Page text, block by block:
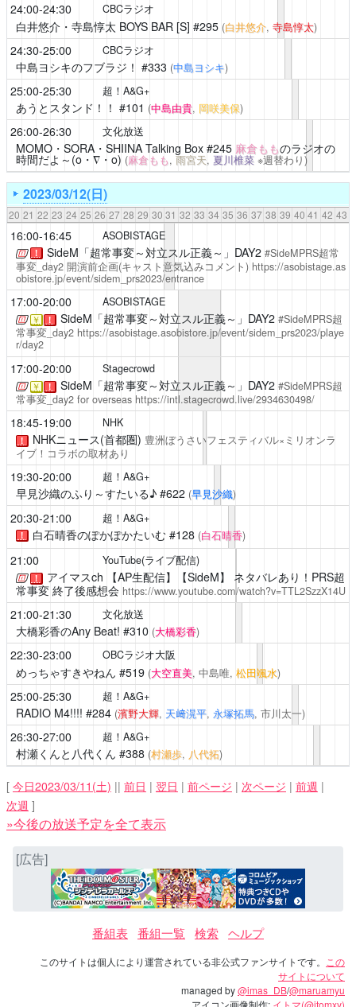
24:00-24:30 CBCラジオ
白井悠介・寺島惇太 BOYS BAR [S] #295 (白井悠介, 寺島惇太)
24:30-25:00 CBCラジオ
中島ヨシキのフブラジ！ #333 (中島ヨシキ)
25:00-25:30 超！A&G+
あうとスタンド！！ #101 (中島由貴, 岡咲美保)
26:00-26:30 文化放送
MOMO・SORA・SHIINA Talking Box#245 麻倉もものラジオの
時間だよ～(o・∇・o) (麻倉もも, 雨宮天, 夏川椎菜※週替わり)
2023/03/12(日)
20 21 22 23 24 25 26 27 28 29 30 31 32 33 34 35 36 37 38 39 40 41 42 43
16:00-16:45 ASOBISTAGE
！ SideM「超常事変～対立スル正義～」DAY2 #SideMPRS超常
事変_day2 開演前企画(キャスト意気込みコメント) https://asobistage.as
obistore.jp/event/sidem_prs2023/entrance
17:00-20:00 ASOBISTAGE
￥ ！ SideM「超常事変～対立スル正義～」DAY2 #SideMPRS超
常事変_day2 https://asobistage.asobistore.jp/event/sidem_prs2023/playe
r/day2
17:00-20:00 Stagecrowd
￥ ！ SideM「超常事変～対立スル正義～」DAY2 #SideMPRS超
常事変_day2 for overseas https://intl.stagecrowd.live/2934630498/
18:45-19:00 NHK
！ NHKニュース(首都圏) 豊洲ぼうさいフェスティバル×ミリオンラ
イブ！コラボの取材あり
19:30-20:00 超！A&G+
早見沙織のふり～すたいる♪#622 (早見沙織)
20:30-21:00 超！A&G+
！ 白石晴香のぽかぽかたいむ#128 (白石晴香)
21:00 YouTube(ライブ配信)
！ アイマスch 【AP生配信】【SideM】 ネタバレあり！PRS超
常事変 終了後感想会 https://www.youtube.com/watch?v=TTL2SzzX14U
21:00-21:30 文化放送
大橋彩香のAny Beat! #310 (大橋彩香)
22:30-23:00 OBCラジオ大阪
めっちゃすきやねん #519 (大空直美, 中島唯, 松田颯水)
25:00-25:30 超！A&G+
RADIO M4!!!! #284 (濱野大輝, 天﨑滉平, 永塚拓馬, 市川太一)
26:30-27:00 超！A&G+
村瀬くんと八代くん #388 (村瀬歩, 八代拓)
[ 今日2023/03/11(土) || 前日 | 翌日 | 前ページ | 次ページ | 前週 |
次週 ]
»今後の放送予定を全て表示
[広告]
番組表 番組一覧 検索 ヘルプ
このサイトは個人により運営されている非公式ファンサイトです。
この
サイトについて
managed by@imas_DB/@maruamyu